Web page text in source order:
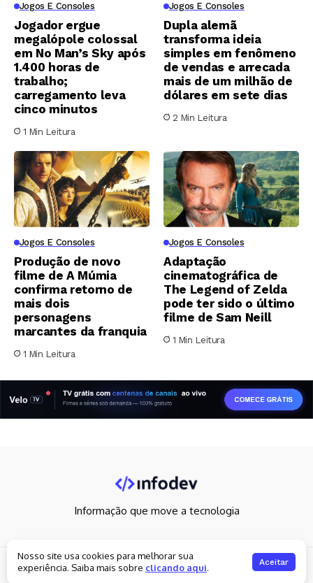
Jogos E Consoles
Jogador ergue
megalópole colossal
em No Man’s Sky após
1.400 horas de
trabalho;
carregamento leva
cinco minutos
1 Min Leitura
Jogos E Consoles
Dupla alemã
transforma ideia
simples em fenômeno
de vendas e arrecada
mais de um milhão de
dólares em sete dias
2 Min Leitura
Jogos E Consoles
Produção de novo
filme de A Múmia
confirma retorno de
mais dois
personagens
marcantes da franquia
1 Min Leitura
Jogos E Consoles
Adaptação
cinematográfica de
The Legend of Zelda
pode ter sido o último
filme de Sam Neill
1 Min Leitura
Informação que move a tecnologia
Copyright 2026. All rights reserved
Política de privacidade Fale Conosco
Nosso site usa cookies para melhorar sua
experiência. Saiba mais sobre clicando aqui. Aceitar